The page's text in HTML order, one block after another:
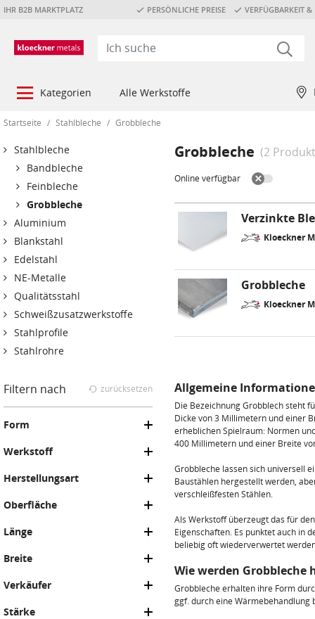
IHR B2B MARKTPLATZ PERSÖNLICHE PREISE VERFÜGBARKEIT &
Kategorien Alle Werkstoffe
Startseite / Stahlbleche / Grobbleche
Stahlbleche
Bandbleche
Feinbleche
Grobbleche
Aluminium
Blankstahl
Edelstahl
NE-Metalle
Qualitätsstahl
Schweißzusatzwerkstoffe
Stahlprofile
Stahlrohre
Filtern nach zurücksetzen
Form
Werkstoff
Herstellungsart
Oberfläche
Länge
Breite
Verkäufer
Stärke
Grobbleche (2
Online verfügbar
Verzinkte
Kloeckner
Grobbleche
Kloeckner
Allgemeine
Die Bezeichnung Grobblech steht
Dicke von 3 Millimetern und einer
erheblichen Spielraum: Normen
400 Millimetern und einer Breite
Grobbleche lassen sich universell
Baustählen hergestellt werden,
verschleißfesten Stählen.
Als Werkstoff überzeugt das für
Eigenschaften. Es punktet auch in
beliebig oft wiederverwertet
Wie werden Grobbleche
Grobbleche erhalten ihre Form
ggf. durch eine Wärmebehandlung